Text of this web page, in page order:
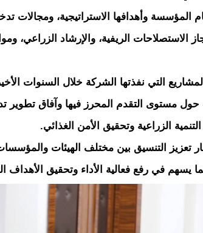
المؤسسة وأهدافها الاستراتيجية، ومجالات
الاستصلاحات الريفية، والإرشاد الزراعي،
التي نفذتها الشركة خلال السنوات
حول مستوى التقدم المحرز فيها وآفاق تطوير
الزراعية وتحقيق الأمن الغذائي.
تعزيز التنسيق بين مختلف الهيئات
يسهم في رفع فعالية الأداء وتحقيق الأهداف